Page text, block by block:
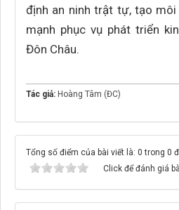
định an ninh trật tự, tạo
mạnh phục vụ phát triển
Đôn Châu.
Tác giả: Hoàng Tâm (ĐC)
Tổng số điểm của bài viết là: 0 trong 0
Click để đánh giá